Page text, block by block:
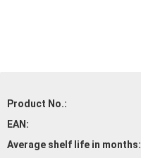
Product No.:
EAN:
Average shelf life in months: